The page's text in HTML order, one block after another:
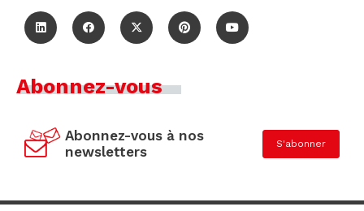
Abonnez-vous
Abonnez-vous à nos
newsletters
S'abonner